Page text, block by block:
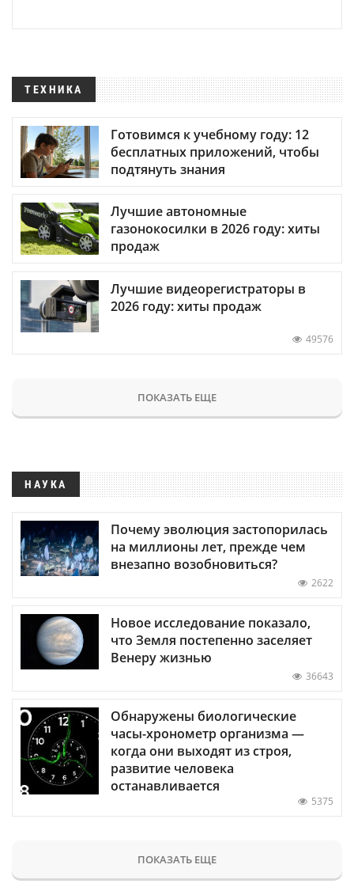
ТЕХНИКА
Готовимся к учебному году: 12
бесплатных приложений, чтобы
подтянуть знания
Лучшие автономные
газонокосилки в 2026 году: хиты
продаж
Лучшие видеорегистраторы в
2026 году: хиты продаж
49576
ПОКАЗАТЬ ЕЩЕ
НАУКА
Почему эволюция застопорилась
на миллионы лет, прежде чем
внезапно возобновиться?
2622
Новое исследование показало,
что Земля постепенно заселяет
Венеру жизнью
36643
Обнаружены биологические
часы-хронометр организма —
когда они выходят из строя,
развитие человека
останавливается
5375
ПОКАЗАТЬ ЕЩЕ